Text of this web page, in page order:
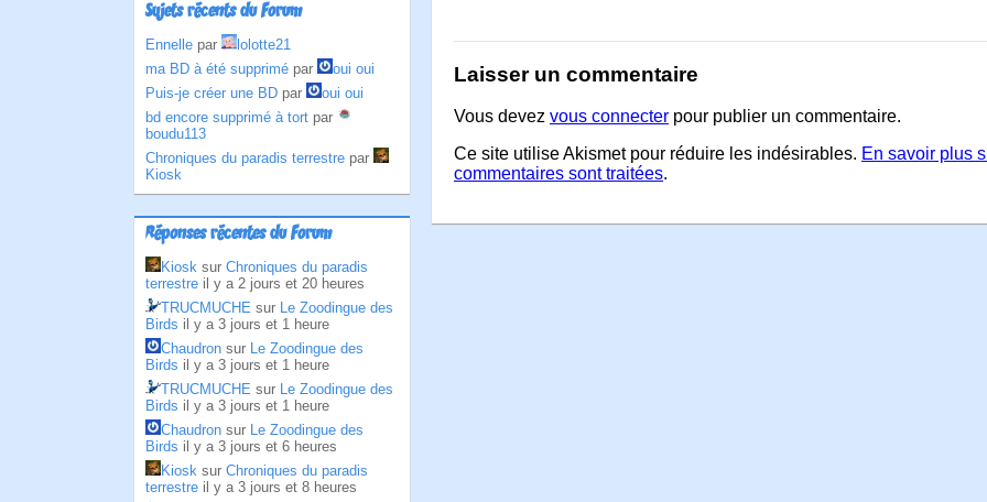
Sujets récents du Forum
Ennelle par
lolotte21
ma BD à été supprimé par
oui oui
Puis-je créer une BD par
oui oui
bd encore supprimé à tort par
boudu113
Chroniques du paradis terrestre par
Kiosk
Réponses récentes du Forum
Kiosk sur Chroniques du paradis
terrestre il y a 2 jours et 20 heures
TRUCMUCHE sur Le Zoodingue des
Birds il y a 3 jours et 1 heure
Chaudron sur Le Zoodingue des
Birds il y a 3 jours et 1 heure
TRUCMUCHE sur Le Zoodingue des
Birds il y a 3 jours et 1 heure
Chaudron sur Le Zoodingue des
Birds il y a 3 jours et 6 heures
Kiosk sur Chroniques du paradis
terrestre il y a 3 jours et 8 heures
Laisser un commentaire
Vous devez vous connecter pour publier un commentaire.
Ce site utilise Akismet pour réduire les indésirables. En savoir plus
commentaires sont traitées.